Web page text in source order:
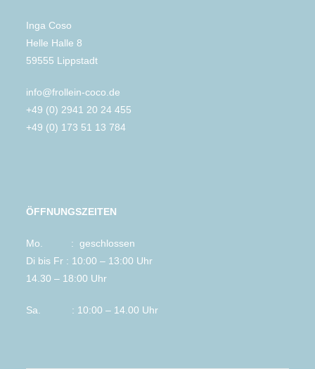
Inga Coso
Helle Halle 8
59555 Lippstadt
info@frollein-coco.de
+49 (0) 2941 20 24 455
+49 (0) 173 51 13 784
ÖFFNUNGSZEITEN
Mo. : geschlossen
Di bis Fr : 10:00 – 13:00 Uhr
14.30 – 18:00 Uhr
Sa. : 10:00 – 14.00 Uhr